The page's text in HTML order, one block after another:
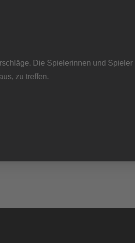
Die Spielerinnen und Spieler
zu treffen.